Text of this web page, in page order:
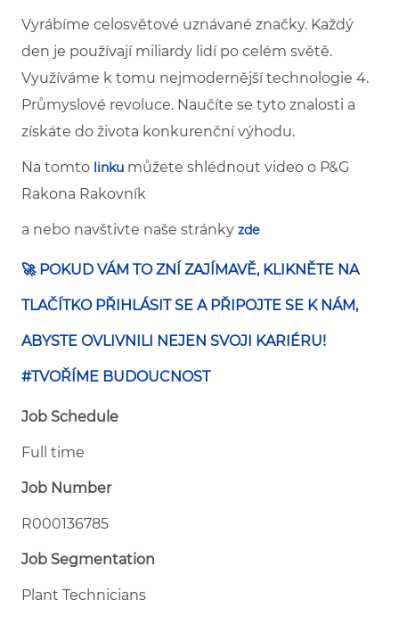
Vyrábíme celosvětové uznávané značky. Každý
den je používají miliardy lidí po celém světě.
Využíváme k tomu nejmodernější technologie 4.
Průmyslové revoluce. Naučíte se tyto znalosti a
získáte do života konkurenční výhodu.
Na tomto linku můžete shlédnout video o P&G
Rakona Rakovník
a nebo navštivte naše stránky zde
🚀 POKUD VÁM TO ZNÍ ZAJÍMAVĚ, KLIKNĚTE NA
TLAČÍTKO PŘIHLÁSIT SE A PŘIPOJTE SE K NÁM,
ABYSTE OVLIVNILI NEJEN SVOJI KARIÉRU!
#TVOŘÍME BUDOUCNOST
Job Schedule
Full time
Job Number
R000136785
Job Segmentation
Plant Technicians